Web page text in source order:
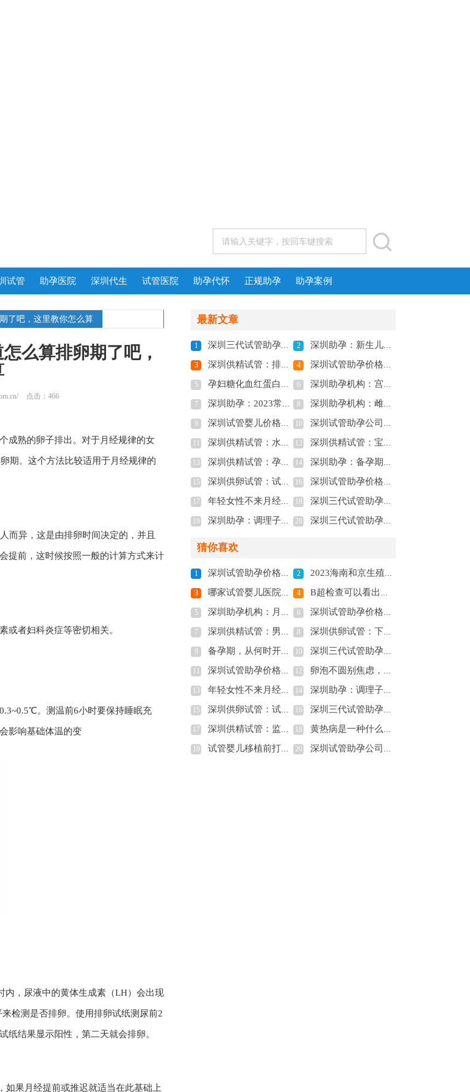
试管 助孕医院 深圳代生 试管医院 助孕代怀 正规助孕 助孕案例
了吧，这里教你怎么算
么算排卵期了吧，
点击：466
成熟的卵子排出。对于月经规律的女
期。这个方法比较适用于月经规律的
而异，这是由排卵时间决定的，并且
提前，这时候按照一般的计算方式来计
或者妇科炎症等密切相关。
。测温前6小时要保持睡眠充
影响基础体温的变
内，尿液中的黄体生成素（LH）会出现
检测是否排卵。使用排卵试纸测尿前2
纸结果显示阳性，第二天就会排卵。
如果月经提前或推迟就适当在此基础上
最新文章
1 深圳三代试管助孕：霉菌性阴道炎引起的原因有很多，文章科普如何避免 2 深圳助孕：新生儿第二月如何喂养？科学护理指导
3 深圳供精试管：排卵后几小时同房最好？排卵期间同房需注意这几点 4 深圳试管助孕价格：卵巢囊肿跟多囊卵巢区别有多大，看看你都知道吗？
5 孕妇糖化血红蛋白正常值是多少,孕期糖化血红蛋白的意义 6 深圳助孕机构：宫外孕手术后别急着要孩子，否则容易出现问题
7 深圳助孕：2023常德市妇幼保健院试管婴儿科普知识导航，助孕成功率评估 8 深圳助孕机构：雌二醇低吃什么食物调理,雌二醇低应该注意什么
9 深圳试管婴儿价格：孕期自测胎儿性别的方法一览，一分钟便能知晓胎儿是男是女 10 深圳试管助孕公司：疤痕子宫还可以顺产吗，孕妈妈需要注意的事项！
深圳供精试管：水解奶粉和氨基酸奶粉有区别！根据宝宝的情况选择奶粉很重要 12 深圳供精试管：宝宝大便有奶瓣怎么回事？别慌，这是正常现象
13 深圳供精试管：孕34周白带像浆糊一定要警惕，很可能是胎停的前兆！ 14 深圳助孕：备孕期间的黑豆也不是你想吃就能吃
15 深圳供卵试管：试管取卵全为空卵的概率没想象中高，做好预防工作很关键 16 深圳试管助孕价格：输卵管堵塞有4大表现症状，建议疏通后再开始备孕
17 年轻女性不来月经怎么办,女人长期不来月经什么原因 18 深圳三代试管助孕中心：新生儿的食欲下降明显怎么办-偷偷教会你三招!
19 深圳助孕：调理子宫内膜薄的中药方子，轻松帮你调理身体 20 深圳三代试管助孕中心：宫外孕怎么做手术？宫外孕的主要症状有这些
猜你喜欢
1 深圳试管助孕价格：输卵管堵塞有4大表现症状，建议疏通后再开始备孕 2 2023海南和京生殖医院试管婴儿助孕攻略，助孕成功率预估
3 哪家试管婴儿医院可以包生男孩，附医院推荐 4 B超检查可以看出多种疾病，卵巢囊肿是最容易发现的
5 深圳助孕机构：月经提前了就不知道怎么算排卵期了吧，这里教你怎么算 6 深圳试管助孕价格：高龄孕妇产检要做哪些？这几个必须要做
7 深圳供精试管：男性和女性检查生殖系统的花费也有差别，需要准备多少资金一看便知 8 深圳供卵试管：下奶和催奶本质上有区别，但意思都是差不多的
9 备孕期，从何时开始？揭秘备孕的最佳时间 10 深圳三代试管助孕中心：试管男孩费用大概要多少钱-移植之后吃这些东西明显有助于着床
深圳试管助孕价格：卵巢囊肿跟多囊卵巢区别有多大，看看你都知道吗？ 12 卵泡不圆别焦虑，这些方法可以补救
13 年轻女性不来月经怎么办,女人长期不来月经什么原因 14 深圳助孕：调理子宫内膜薄的中药方子，轻松帮你调理身体
15 深圳供卵试管：试管取卵全为空卵的概率没想象中高，做好预防工作很关键 16 深圳三代试管助孕中心：2023单身女人做试管婴儿费用参考，附详细成功率
17 深圳供精试管：监测卵泡是否要进行憋尿？这个时候检测卵泡相对更好 18 黄热病是一种什么病,它的治疗方法是什么
19 试管婴儿移植前打阿托西班保胎的效果，真的会有用吗？ 20 深圳试管助孕公司：做到这四点帮你远离胎儿窘迫带来的烦恼